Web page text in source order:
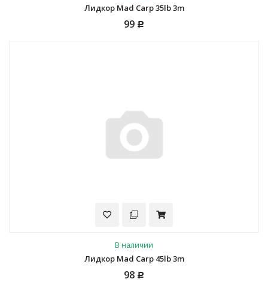
Лидкор Mad Carp 35lb 3m
99 Р
В наличии
Лидкор Mad Carp 45lb 3m
98 Р